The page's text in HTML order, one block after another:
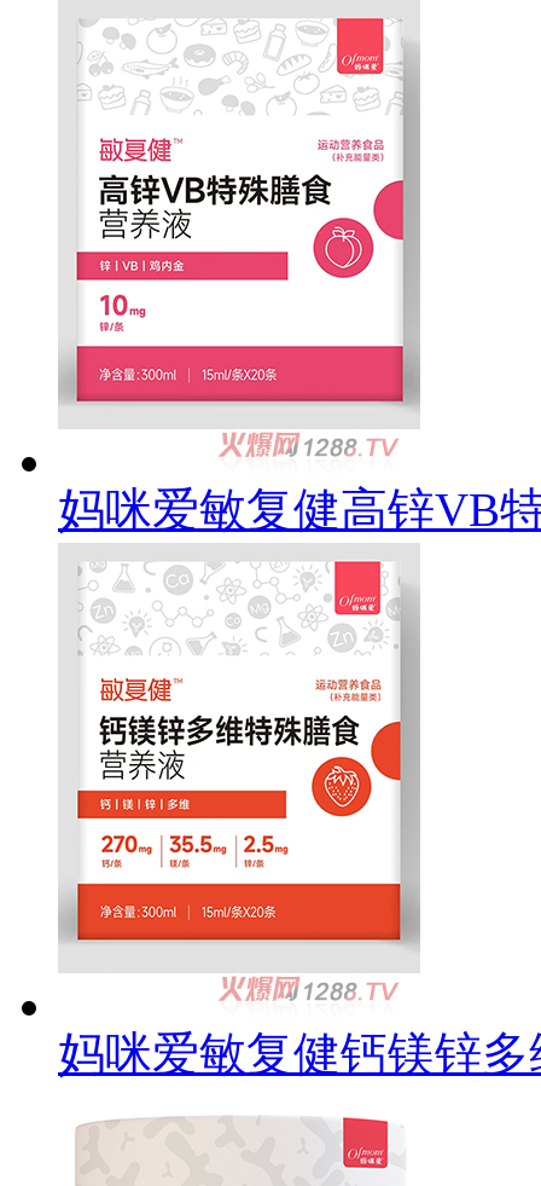
妈咪爱敏复健高锌VB
妈咪爱敏复健钙镁锌